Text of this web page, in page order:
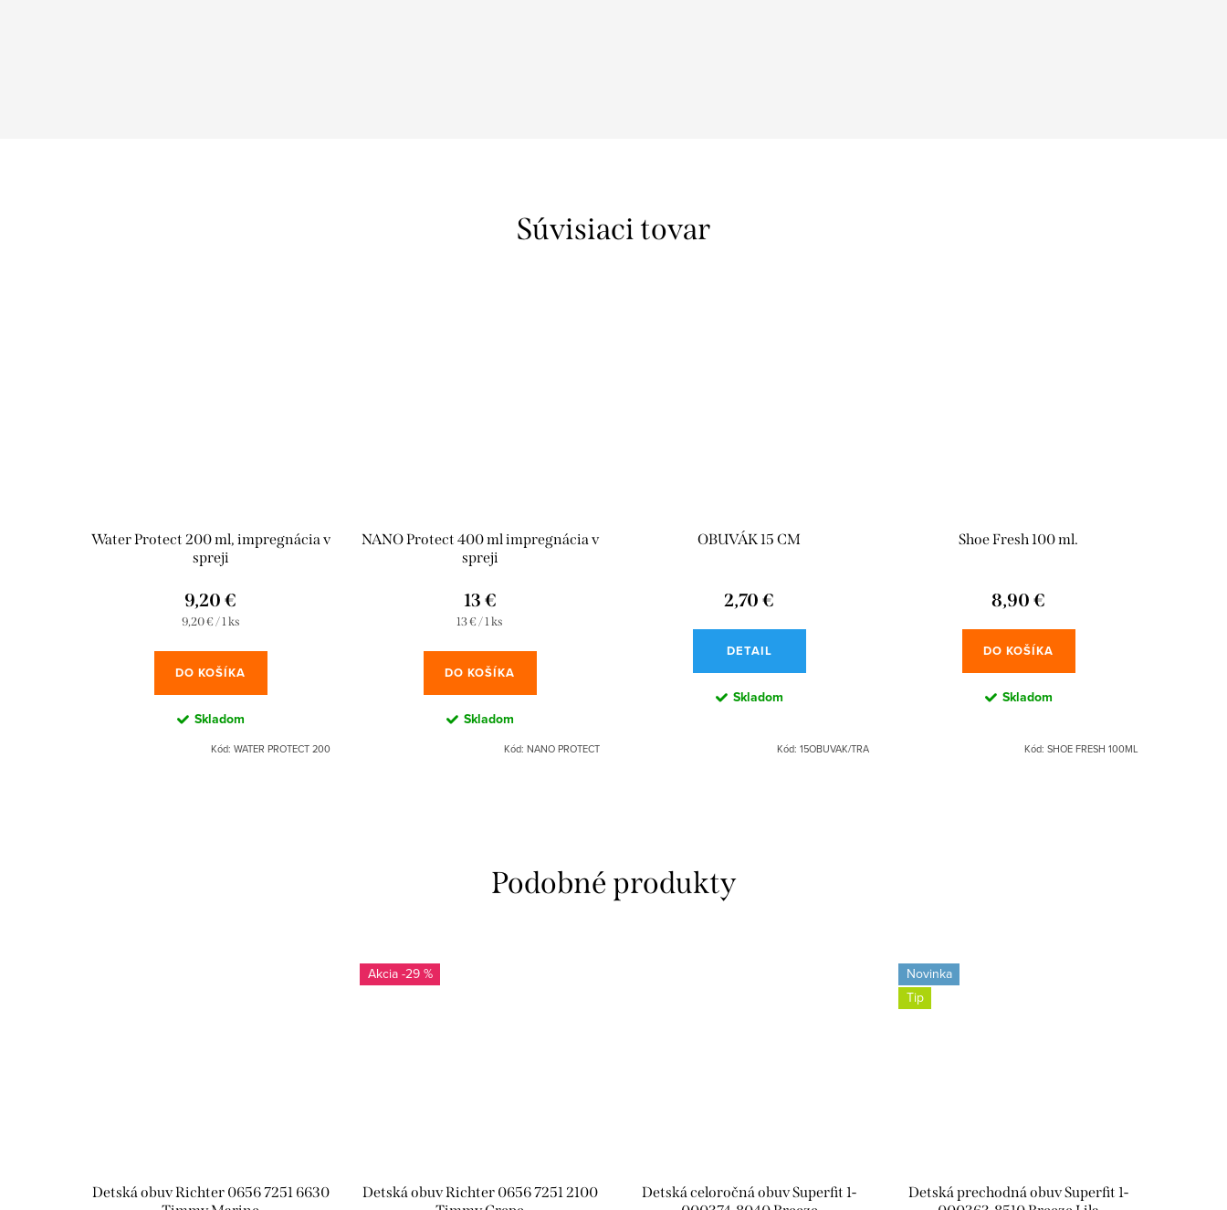
Súvisiaci tovar
Water Protect 200 ml, impregnácia v
spreji
9,20 €
Jednotková
9,20 € / 1 ks
DO KOŠÍKA
Skladom
Kód: WATER PROTECT 200
NANO Protect 400 ml impregnácia v
spreji
13 €
Jednotková
13 € / 1 ks
DO KOŠÍKA
Skladom
Kód: NANO PROTECT
OBUVÁK 15 CM
2,70 €
DETAIL
Skladom
Kód: 15OBUVAK/TRA
Shoe Fresh 100 ml.
8,90 €
DO KOŠÍKA
Skladom
Kód: SHOE FRESH 100ML
Detská obuv Richter 0656 7251 6630
-29 %
Detská obuv Richter 0656 7251 2100
Detská celoročná obuv Superfit 1-
Novinka
Tip
Detská prechodná obuv Superfit 1-